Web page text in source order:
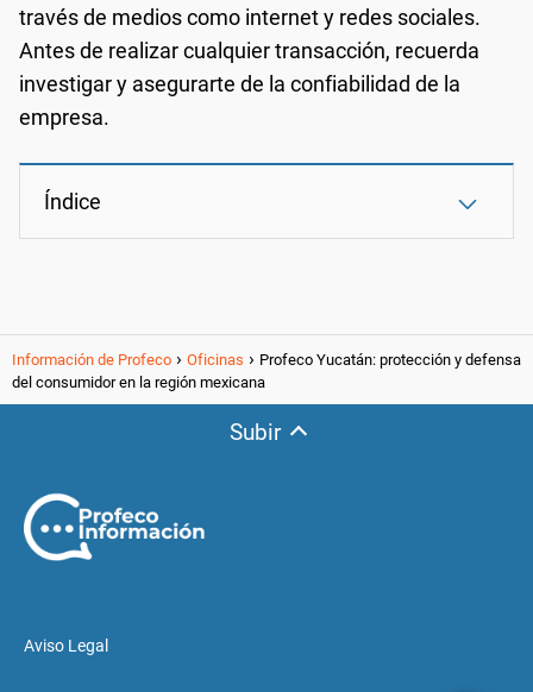
través de medios como internet y redes sociales.
Antes de realizar cualquier transacción, recuerda
investigar y asegurarte de la confiabilidad de la
empresa.
Índice
Información de Profeco Oficinas
Profeco Yucatán: protección y defensa
del consumidor en la región mexicana
Subir
Aviso Legal